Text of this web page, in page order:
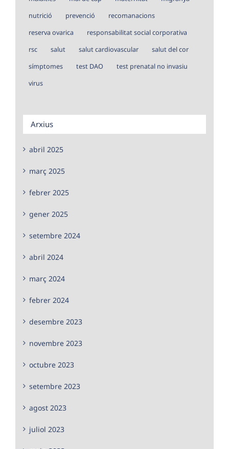
nutrició
prevenció
recomanacions
reserva ovarica
responsabilitat social corporativa
rsc
salut salut cardiovascular
salut del cor
símptomes
test DAO
test prenatal no invasiu
virus
Arxius
abril 2025
març 2025
febrer 2025
gener 2025
setembre 2024
abril 2024
març 2024
febrer 2024
desembre 2023
novembre 2023
octubre 2023
setembre 2023
agost 2023
juliol 2023